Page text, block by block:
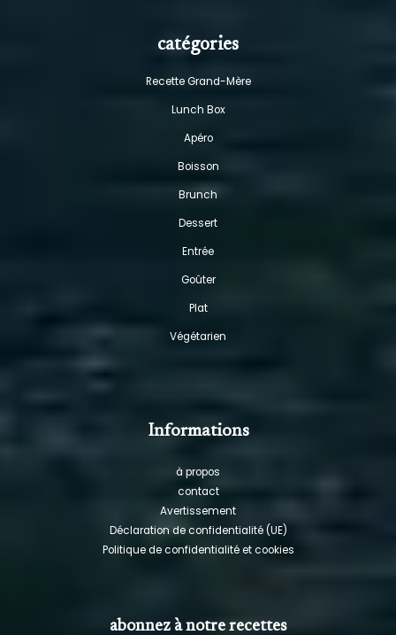
catégories
Recette Grand-Mère
Lunch Box
Apéro
Boisson
Brunch
Dessert
Entrée
Goûter
Plat
Végétarien
Informations
à propos
contact
Avertissement
Déclaration de confidentialité (UE)
Politique de confidentialité et cookies
abonnez à notre recettes